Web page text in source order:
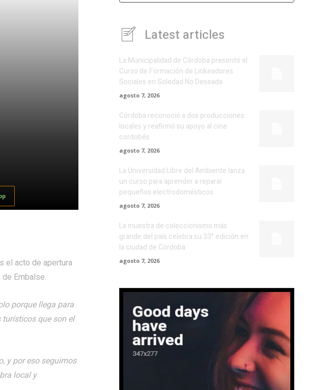
el acto de apertura
Embalse.
porque llega para
que son el
y por eso seguimos
local y
Latest articles
La Municipalidad de Córdoba presentó el
Curso de Formación de Linkeadores
Sociales en Soledad No Deseada
agosto 7, 2026
Córdoba reconoció a dos producciones
locales y reafirmó su apoyo al cine
cordobés
agosto 7, 2026
La Universidad Libre del Ambiente lanza
un curso para aprender a reparar
pequeños electrodomésticos
agosto 7, 2026
La muestra de coleccionismo más
grande del país celebra su 33° edición en
la ciudad de Córdoba
agosto 7, 2026